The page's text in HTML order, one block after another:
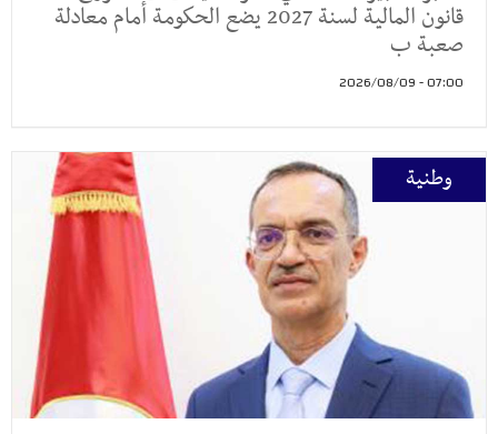
قانون المالية لسنة 2027 يضع الحكومة أمام معادلة
صعبة ب
07:00 - 2026/08/09
وطنية